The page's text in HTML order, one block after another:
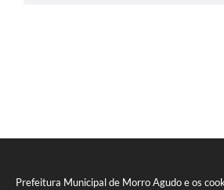
Prefeitura Municipal de Morro Agudo e os